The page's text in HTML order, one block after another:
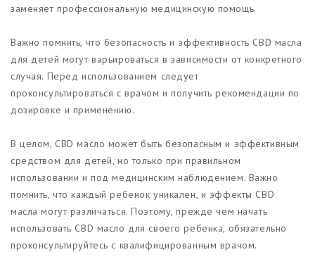
заменяет профессиональную медицинскую помощь.
Важно помнить, что безопасность и эффективность CBD масла
для детей могут варьироваться в зависимости от конкретного
случая. Перед использованием следует
проконсультироваться с врачом и получить рекомендации по
дозировке и применению.
В целом, CBD масло может быть безопасным и эффективным
средством для детей, но только при правильном
использовании и под медицинским наблюдением. Важно
помнить, что каждый ребенок уникален, и эффекты CBD
масла могут различаться. Поэтому, прежде чем начать
использовать CBD масло для своего ребенка, обязательно
проконсультируйтесь с квалифицированным врачом.